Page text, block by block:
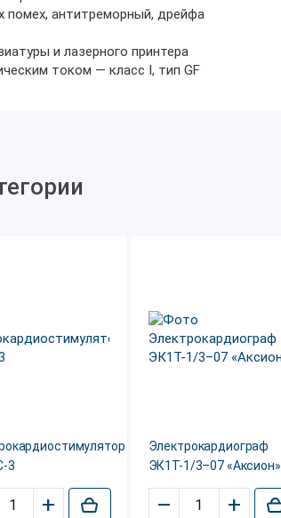
помех, антитреморный, дрейфа
и лазерного принтера
током — класс I, тип GF
3
+
Электрокардиограф
ЭК1Т-1/3–07 «Аксион»
– +